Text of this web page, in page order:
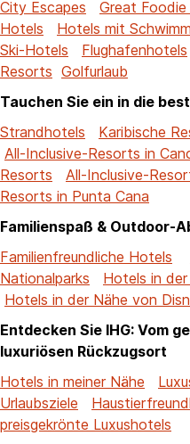
City Escapes
Great Foodie
Hotels
Hotels mit
Ski-Hotels
Flughafenhotels
Resorts Golfurlaub
Tauchen Sie ein in die
Strandhotels
Karibische
All-Inclusive-Resorts in
Resorts
All-Inclusive-
Resorts in Punta Cana
Familienspaß & Outdoor-
Familienfreundliche Hotels
Nationalparks
Hotels in
Hotels in der Nähe von
Entdecken Sie IHG: Vom
luxuriösen Rückzugsort
Hotels in meiner Nähe
Urlaubsziele
preisgekrönte Luxushotels